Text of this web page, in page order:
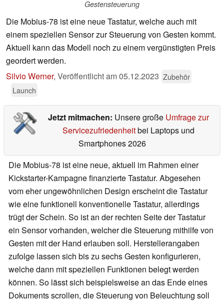
Gestensteuerung
Die Mobius-78 ist eine neue Tastatur, welche auch mit
einem speziellen Sensor zur Steuerung von Gesten kommt.
Aktuell kann das Modell noch zu einem vergünstigten Preis
geordert werden.
Silvio Werner, Veröffentlicht am05.12.2023 Zubehör
Launch
Jetzt mitmachen: Unsere große Umfrage zur
Servicezufriedenheitbei Laptops und
Smartphones 2026
Die Mobius-78 ist eine neue, aktuell im Rahmen einer
Kickstarter-Kampagne finanzierte Tastatur. Abgesehen
vom eher ungewöhnlichen Design erscheint die Tastatur
wie eine funktionell konventionelle Tastatur, allerdings
trügt der Schein. So ist an der rechten Seite der Tastatur
ein Sensor vorhanden, welcher die Steuerung mithilfe von
Gesten mit der Hand erlauben soll. Herstellerangaben
zufolge lassen sich bis zu sechs Gesten konfigurieren,
welche dann mit speziellen Funktionen belegt werden
können. So lässt sich beispielsweise an das Ende eines
Dokuments scrollen, die Steuerung von Beleuchtung soll